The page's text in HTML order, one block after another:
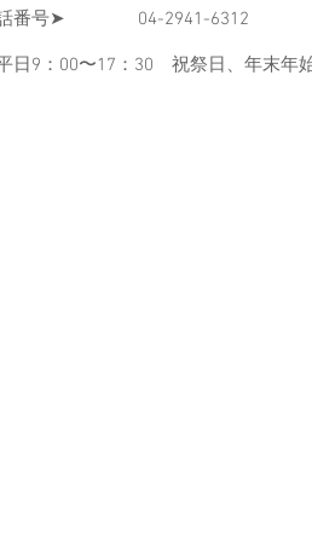
番号➤ 04-2941-6312
日9：00〜17：30 祝祭日、年末年